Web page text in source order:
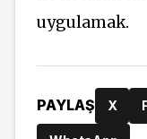
uygulamak.
PAYLAŞ X